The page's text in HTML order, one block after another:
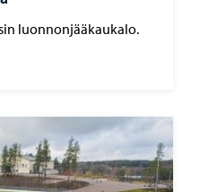
luonnonjääkaukalo.